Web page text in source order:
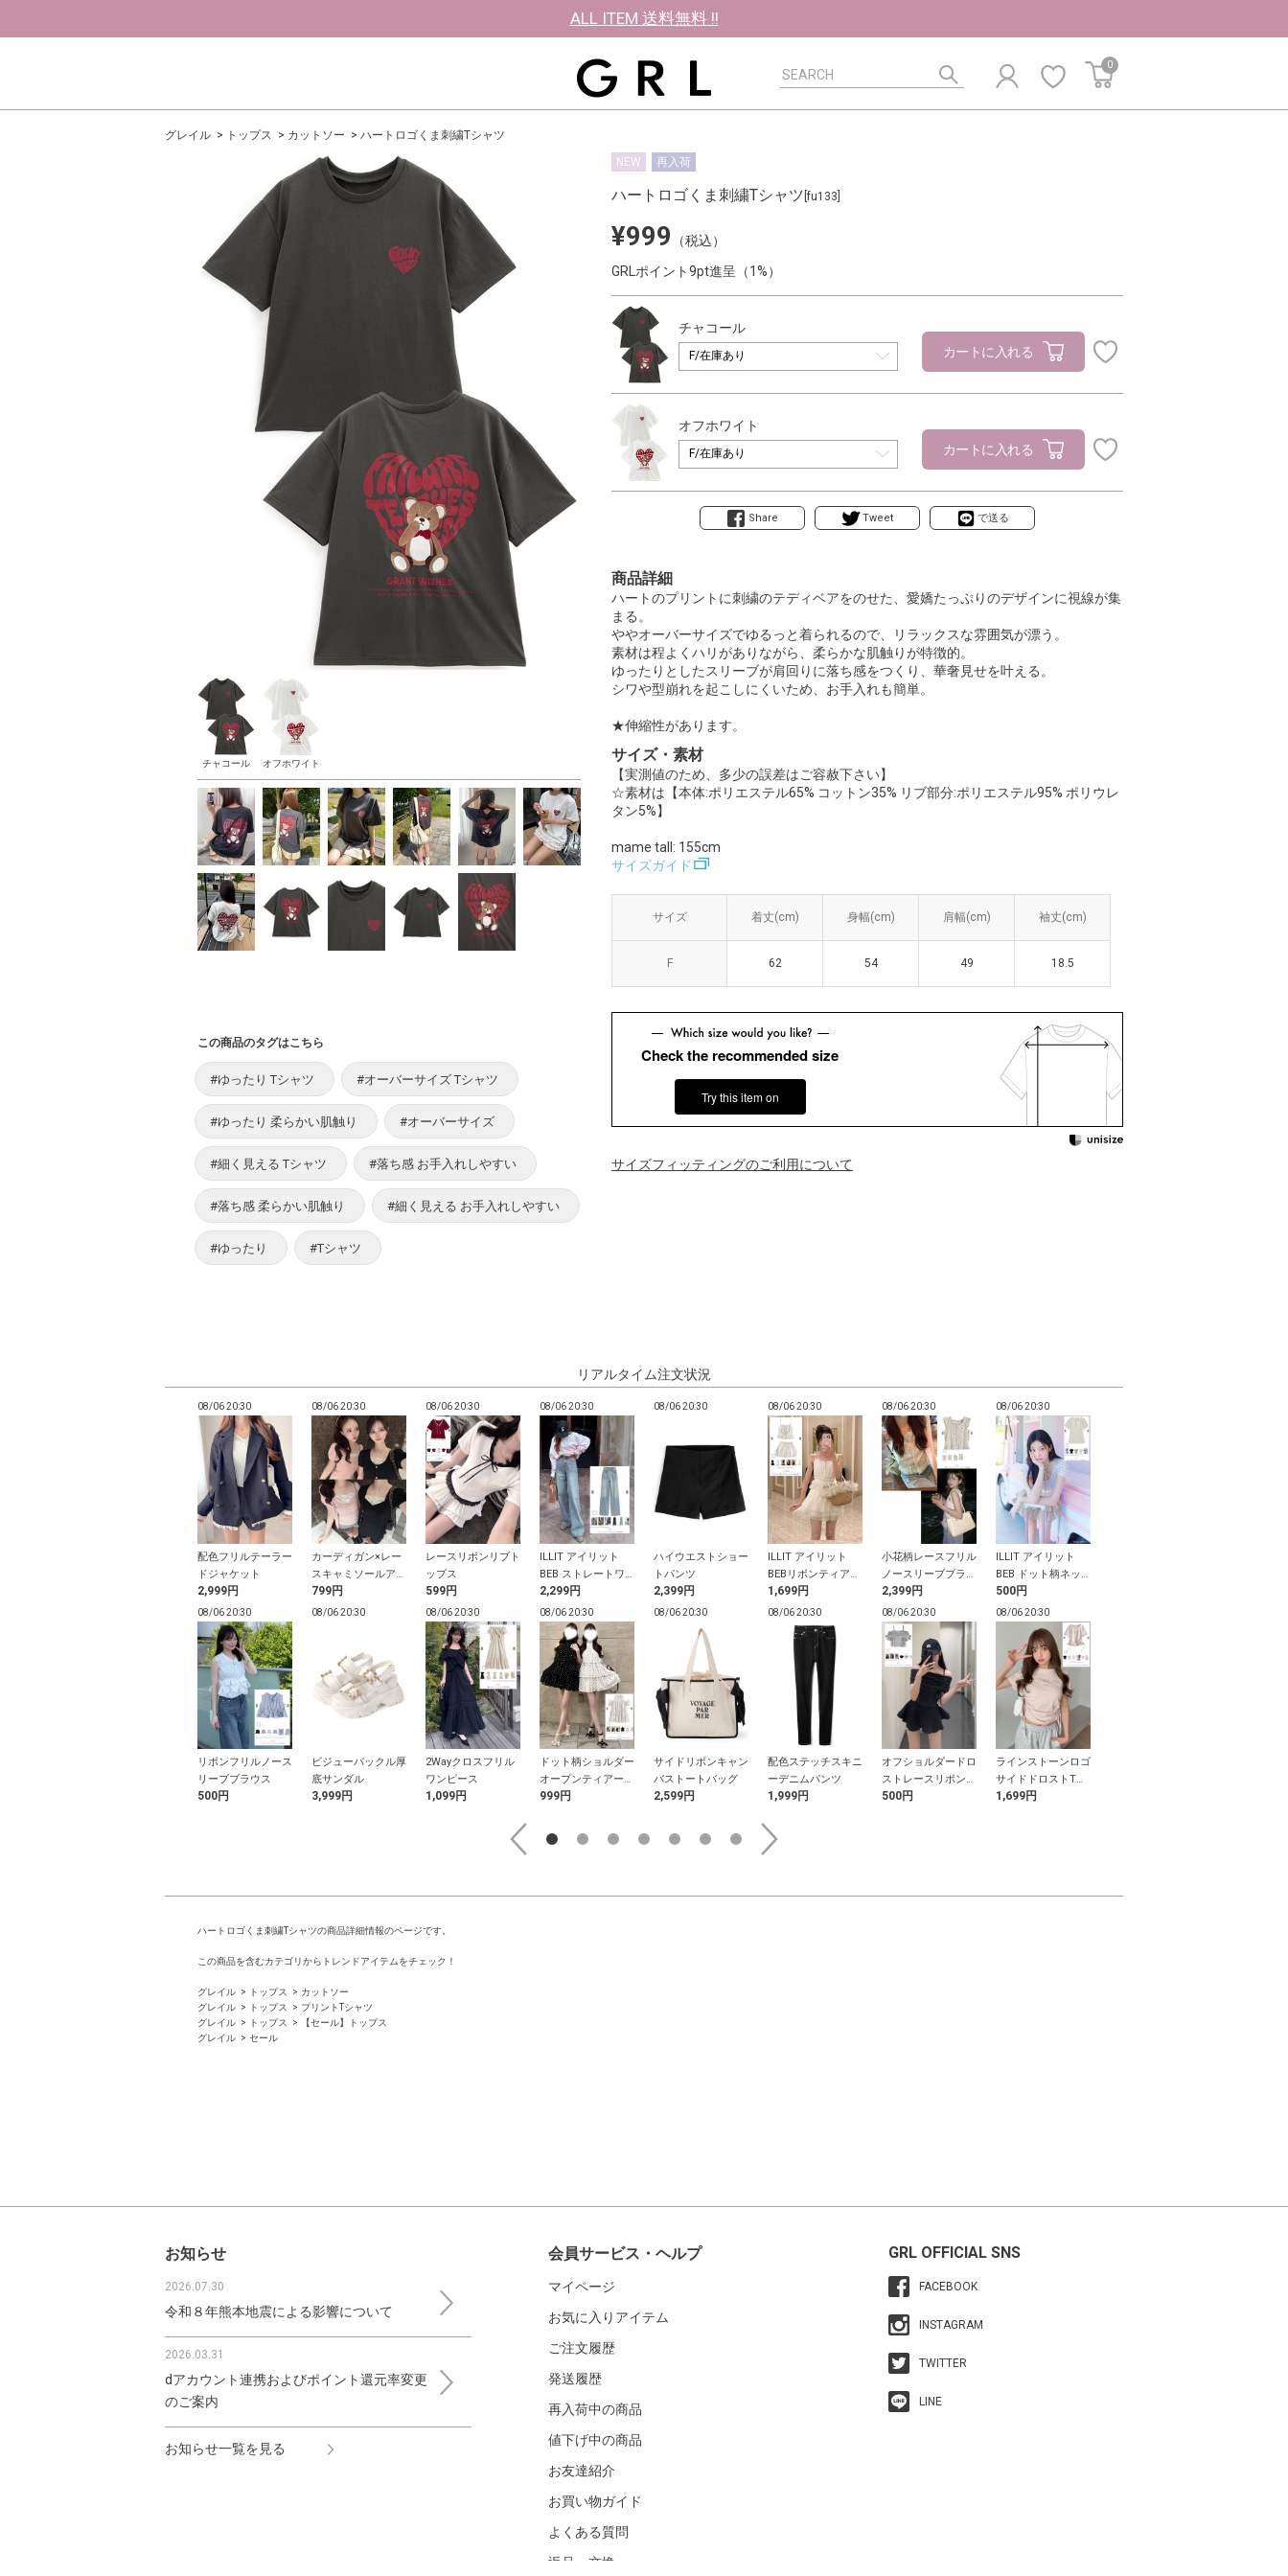
ALL ITEM 送料無料 !!
0
グレイル トップス カットソー ハートロゴくま刺繍Tシャツ
チャコール オフホワイト
NEW 再入荷
ハートロゴくま刺繍Tシャツ [fu133]
¥999
（税込）
GRLポイント9pt進呈（1%）
チャコール
カートに入れる
オフホワイト
カートに入れる
Share Tweet で送る
商品詳細
ハートのプリントに刺繍のテディベアをのせた、愛嬌たっぷりのデザインに視線が集
まる。
ややオーバーサイズでゆるっと着られるので、リラックスな雰囲気が漂う。
素材は程よくハリがありながら、柔らかな肌触りが特徴的。
ゆったりとしたスリーブが肩回りに落ち感をつくり、華奢見せを叶える。
シワや型崩れを起こしにくいため、お手入れも簡単。
★伸縮性があります。
サイズ・素材
【実測値のため、多少の誤差はご容赦下さい】
☆素材は【本体:ポリエステル65% コットン35% リブ部分:ポリエステル95% ポリウレ
タン5%】
mame tall: 155cm
サイズガイド
サイズ 着丈(cm) 身幅(cm) 肩幅(cm) 袖丈(cm)
F 62 54 49 18.5
サイズ 着丈(cm) 身幅(cm) 肩幅(cm) 袖丈(cm)
F 62 54 49 18.5
Check the recommended size
Try this item on
サイズフィッティングのご利用について
この商品のタグはこちら
#ゆったり Tシャツ #オーバーサイズ Tシャツ
#ゆったり 柔らかい肌触り #オーバーサイズ
#細く見える Tシャツ #落ち感 お手入れしやすい
#落ち感 柔らかい肌触り #細く見える お手入れしやすい
#ゆったり #Tシャツ
リアルタイム注文状況
08/06 20:30
配色フリルテーラー
ドジャケット
2,999円
08/06 20:30
カーディガン×レー
スキャミソールアン
サンブル
799円
08/06 20:30
レースリボンリブト
ップス
599円
08/06 20:30
ILLIT アイリット
BEB ストレートワ
イドデニムパンツ
2,299円
08/06 20:30
ハイウエストショー
トパンツ
2,399円
08/06 20:30
ILLIT アイリット
BEBリボンティアー
ドキャミソール×テ
ィアードミニスカー
トパンツセットアッ
1,699円
08/06 20:30
小花柄レースフリル
ノースリーブブラウ
ス
2,399円
08/06 20:30
ILLIT アイリット
BEB ドット柄ネッ
クリボントップス
500円
08/06 20:30
リボンフリルノース
リーブブラウス
500円
08/06 20:30
ビジューバックル厚
底サンダル
3,999円
08/06 20:30
2Wayクロスフリル
ワンピース
1,099円
08/06 20:30
ドット柄ショルダー
オープンティアード
チュニック
999円
08/06 20:30
サイドリボンキャン
バストートバッグ
2,599円
08/06 20:30
配色ステッチスキニ
ーデニムパンツ
1,999円
08/06 20:30
オフショルダードロ
ストレースリボント
ップス
500円
08/06 20:30
ラインストーンロゴ
サイドドロストTシ
ャツ
1,699円
ハートロゴくま刺繍Tシャツの商品詳細情報のページです。
この商品を含むカテゴリからトレンドアイテムをチェック！
グレイル トップス
カットソー
グレイル
トップス
プリントTシャツ
グレイル
トップス
【セール】トップス
グレイル
セール
お知らせ
2026.07.30
令和８年熊本地震による影響について
2026.03.31
dアカウント連携およびポイント還元率変更
のご案内
お知らせ一覧を見る
会員サービス・ヘルプ
マイページ
お気に入りアイテム
ご注文履歴
発送履歴
再入荷中の商品
値下げ中の商品
お友達紹介
お買い物ガイド
よくある質問
返品・交換
GRL OFFICIAL SNS
FACEBOOK
INSTAGRAM
TWITTER
LINE